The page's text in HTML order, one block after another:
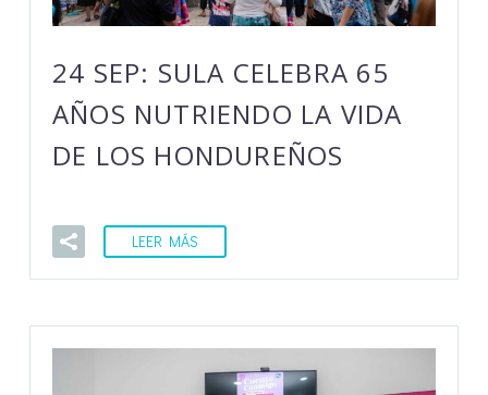
24 SEP: SULA CELEBRA 65
AÑOS NUTRIENDO LA VIDA
DE LOS HONDUREÑOS
LEER MÁS